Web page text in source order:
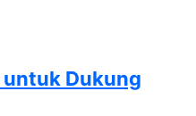
Dukung